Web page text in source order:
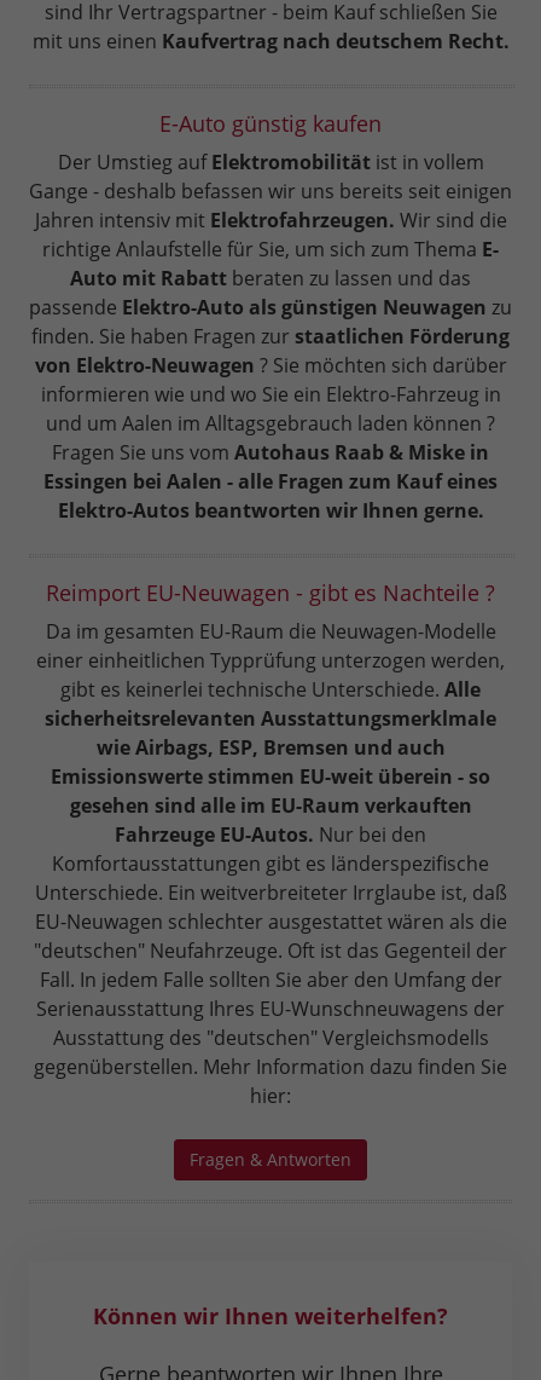
sind Ihr Vertragspartner - beim Kauf schließen Sie
mit uns einen Kaufvertrag nach deutschem Recht.
E-Auto günstig kaufen
Der Umstieg aufElektromobilitätist in vollem
Gange - deshalb befassen wir uns bereits seit einigen
Jahren intensiv mit Elektrofahrzeugen. Wir sind die
richtige Anlaufstelle für Sie, um sich zum Thema E-
Auto mit Rabatt beraten zu lassen und das
passende Elektro-Auto als günstigen Neuwagen zu
finden. Sie haben Fragen zur staatlichen Förderung
von Elektro-Neuwagen ? Sie möchten sich darüber
informieren wie und wo Sie ein Elektro-Fahrzeug in
und um Aalen im Alltagsgebrauch laden können ?
Fragen Sie uns vom Autohaus Raab & Miske in
Essingen bei Aalen - alle Fragen zum Kauf eines
Elektro-Autos beantworten wir Ihnen gerne.
Reimport EU-Neuwagen - gibt es Nachteile ?
Da im gesamten EU-Raum die Neuwagen-Modelle
einer einheitlichen Typprüfung unterzogen werden,
gibt es keinerlei technische Unterschiede. Alle
sicherheitsrelevanten Ausstattungsmerklmale
wie Airbags, ESP, Bremsen und auch
Emissionswerte stimmen EU-weit überein - so
gesehen sind alle im EU-Raum verkauften
Fahrzeuge EU-Autos. Nur bei den
Komfortausstattungen gibt es länderspezifische
Unterschiede. Ein weitverbreiteter Irrglaube ist, daß
EU-Neuwagen schlechter ausgestattet wären als die
"deutschen" Neufahrzeuge. Oft ist das Gegenteil der
Fall. In jedem Falle sollten Sie aber den Umfang der
Serienausstattung Ihres EU-Wunschneuwagens der
Ausstattung des "deutschen" Vergleichsmodells
gegenüberstellen. Mehr Information dazu finden Sie
hier:
Fragen & Antworten
Können wir Ihnen weiterhelfen?
Gerne beantworten wir Ihnen Ihre